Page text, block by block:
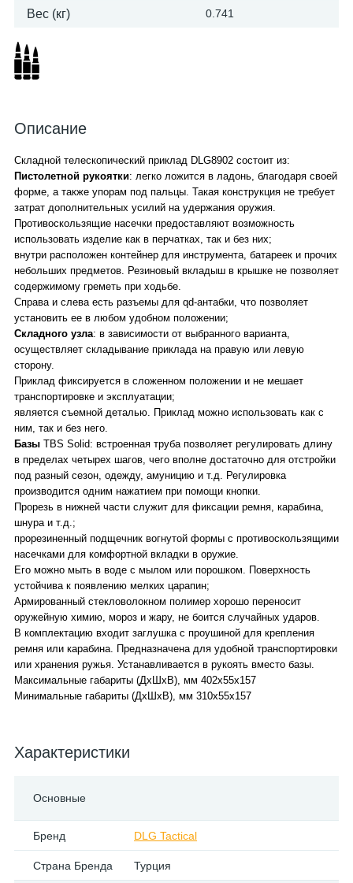
Вес (кг) 0.741
Описание
Складной телескопический приклад DLG8902 состоит из:
Пистолетной рукоятки: легко ложится в ладонь, благодаря своей
форме, а также упорам под пальцы. Такая конструкция не требует
затрат дополнительных усилий на удержания оружия.
Противоскользящие насечки предоставляют возможность
использовать изделие как в перчатках, так и без них;
внутри расположен контейнер для инструмента, батареек и прочих
небольших предметов. Резиновый вкладыш в крышке не позволяет
содержимому греметь при ходьбе.
Справа и слева есть разъемы для qd-антабки, что позволяет
установить ее в любом удобном положении;
Складного узла: в зависимости от выбранного варианта,
осуществляет складывание приклада на правую или левую
сторону.
Приклад фиксируется в сложенном положении и не мешает
транспортировке и эксплуатации;
является съемной деталью. Приклад можно использовать как с
ним, так и без него.
Базы TBS Solid: встроенная труба позволяет регулировать длину
в пределах четырех шагов, чего вполне достаточно для отстройки
под разный сезон, одежду, амуницию и т.д. Регулировка
производится одним нажатием при помощи кнопки.
Прорезь в нижней части служит для фиксации ремня, карабина,
шнура и т.д.;
прорезиненный подщечник вогнутой формы с противоскользящими
насечками для комфортной вкладки в оружие.
Его можно мыть в воде с мылом или порошком. Поверхность
устойчива к появлению мелких царапин;
Армированный стекловолокном полимер хорошо переносит
оружейную химию, мороз и жару, не боится случайных ударов.
В комплектацию входит заглушка с проушиной для крепления
ремня или карабина. Предназначена для удобной транспортировки
или хранения ружья. Устанавливается в рукоять вместо базы.
Максимальные габариты (ДхШхВ), мм 402x55x157
Минимальные габариты (ДхШхВ), мм 310x55x157
Характеристики
Основные
Бренд DLG Tactical
Страна Бренда Турция